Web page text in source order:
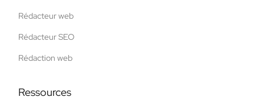
Rédacteur web
Rédacteur SEO
Rédaction web
Ressources